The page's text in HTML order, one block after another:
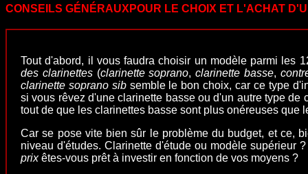
CONSEILS GÉNÉRAUXPOUR LE CHOIX ET L'ACHAT
Tout d'abord, il vous faudra choisir un modèle parmi les
des clarinettes(clarinette soprano,clarinette basse,
clarinette soprano sibsemble le bon choix, car ce type
si vous rêvez d'une clarinette basse ou d'un autre type
tout de que les clarinettes basse sont plus onéreuses que
Car se pose vite bien sûr le problème du budget, et ce,
niveau d'études. Clarinette d'étude ou modèle supérieur ?
prixêtes-vous prêt à investir en fonction de vos moyens ?